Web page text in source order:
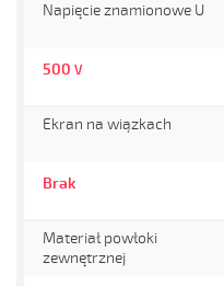
Napięcie znamionowe U
500 V
Ekran na wiązkach
Brak
Materiał powłoki
zewnętrznej